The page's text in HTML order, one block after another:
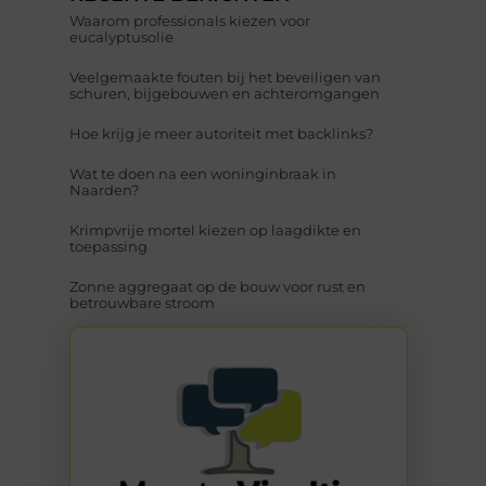
Waarom professionals kiezen voor
eucalyptusolie
Veelgemaakte fouten bij het beveiligen van
schuren, bijgebouwen en achteromgangen
Hoe krijg je meer autoriteit met backlinks?
Wat te doen na een woninginbraak in
Naarden?
Krimpvrije mortel kiezen op laagdikte en
toepassing
Zonne aggregaat op de bouw voor rust en
betrouwbare stroom